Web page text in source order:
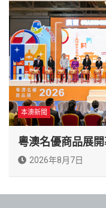
本澳新聞
粵澳名優商品展
2026年8月7日